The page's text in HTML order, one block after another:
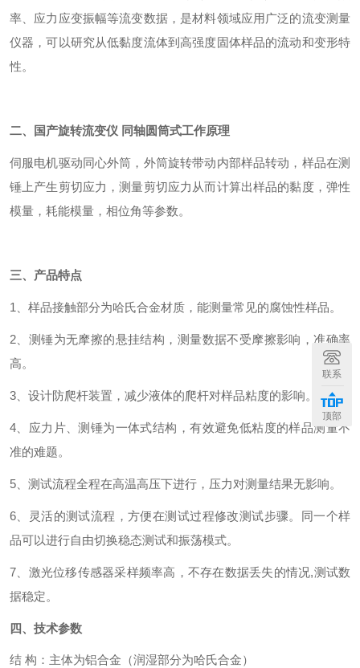
率、应力应变振幅等流变数据，是材料领域应用广泛的流变测量
仪器，可以研究从低黏度流体到高强度固体样品的流动和变形特
性。
二、 国产旋转流变仪 同轴圆筒式工作原理
伺服电机驱动同心外筒，外筒旋转带动内部样品转动，样品在测
锤上产生剪切应力，测量剪切应力从而计算出样品的黏度，弹性
模量，耗能模量，相位角等参数。
三、产品特点
1 、样品接触部分为哈氏合金材质，能测量常见的腐蚀性样品。
2 、测锤为无摩擦的悬挂结构，测量数据不受摩擦影响，准确率
高。
3 、设计防爬杆装置，减少液体的爬杆对样品粘度的影响。
4 、应力片、测锤为一体式结构，有效避免低粘度的样品测量不
准的难题。
5 、测试流程全程在高温高压下进行，压力对测量结果无影响。
6 、灵活的测试流程，方便在测试过程修改测试步骤。同一个样
品可以进行自由切换稳态测试和振荡模式。
7 、激光位移传感器采样频率高，不存在数据丢失的情况,测试数
据稳定。
四、技术参数
结 构：主体为铝合金（润湿部分为哈氏合金）
联系
顶部